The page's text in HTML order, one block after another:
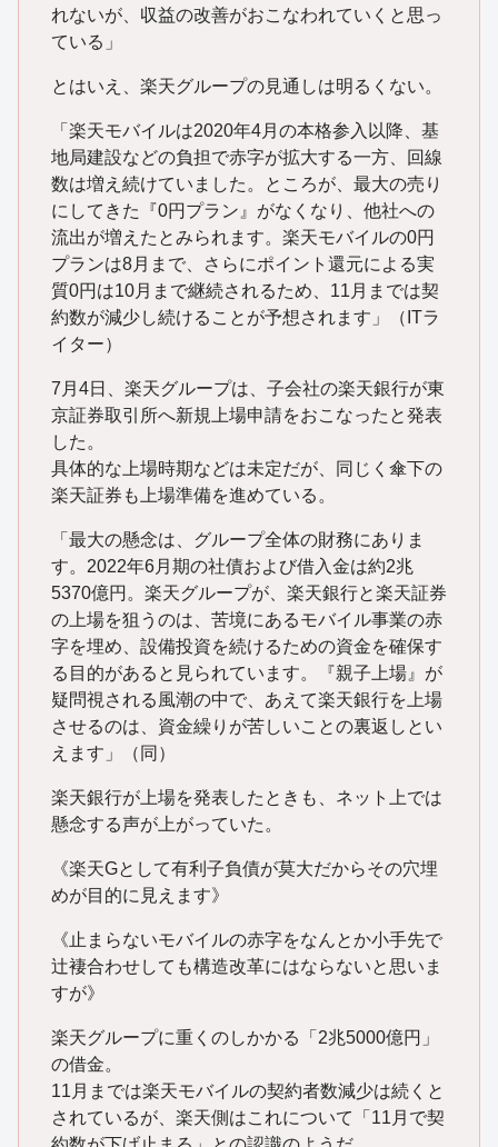
れないが、収益の改善がおこなわれていくと思っ
ている」
とはいえ、楽天グループの見通しは明るくない。
「楽天モバイルは2020年4月の本格参入以降、基
地局建設などの負担で赤字が拡大する一方、回線
数は増え続けていました。ところが、最大の売り
にしてきた『0円プラン』がなくなり、他社への
流出が増えたとみられます。楽天モバイルの0円
プランは8月まで、さらにポイント還元による実
質0円は10月まで継続されるため、11月までは契
約数が減少し続けることが予想されます」（ITラ
イター）
7月4日、楽天グループは、子会社の楽天銀行が東
京証券取引所へ新規上場申請をおこなったと発表
した。
具体的な上場時期などは未定だが、同じく傘下の
楽天証券も上場準備を進めている。
「最大の懸念は、グループ全体の財務にありま
す。2022年6月期の社債および借入金は約2兆
5370億円。楽天グループが、楽天銀行と楽天証券
の上場を狙うのは、苦境にあるモバイル事業の赤
字を埋め、設備投資を続けるための資金を確保す
る目的があると見られています。『親子上場』が
疑問視される風潮の中で、あえて楽天銀行を上場
させるのは、資金繰りが苦しいことの裏返しとい
えます」（同）
楽天銀行が上場を発表したときも、ネット上では
懸念する声が上がっていた。
《楽天Gとして有利子負債が莫大だからその穴埋
めが目的に見えます》
《止まらないモバイルの赤字をなんとか小手先で
辻褄合わせしても構造改革にはならないと思いま
すが》
楽天グループに重くのしかかる「2兆5000億円」
の借金。
11月までは楽天モバイルの契約者数減少は続くと
されているが、楽天側はこれについて「11月で契